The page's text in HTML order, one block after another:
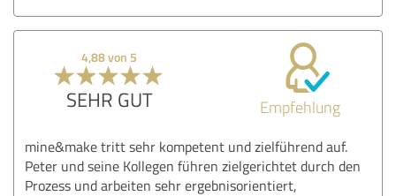
4,88 von 5
SEHR GUT Empfehlung
mine&make tritt sehr kompetent und zielführend auf.
Peter und seine Kollegen führen zielgerichtet durch den
Prozess und arbeiten sehr ergebnisorientiert,